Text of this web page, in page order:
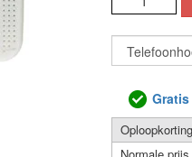
Gratis
Oploopkorting